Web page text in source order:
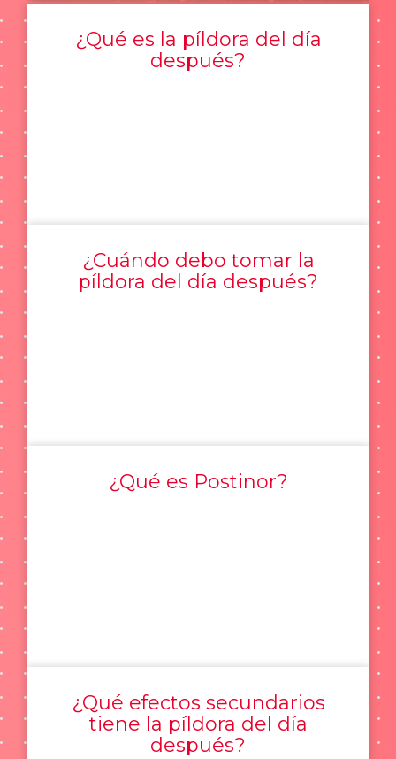
¿Qué es la píldora del día
después?
¿Cuándo debo tomar la
píldora del día después?
¿Qué es Postinor?
¿Qué efectos secundarios
tiene la píldora del día
después?